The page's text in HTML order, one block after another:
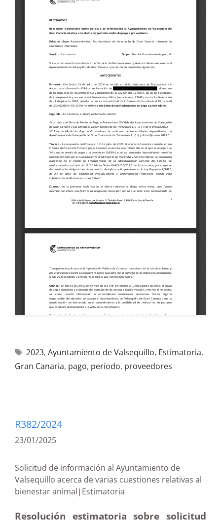
2023, Ayuntamiento de Valsequillo, Estimatoria,
Gran Canaria, pago, período, proveedores
R382/2024
23/01/2025
Solicitud de información al Ayuntamiento de
Valsequillo acerca de varias cuestiones relativas al
bienestar animal|Estimatoria
Resolución estimatoria sobre solicitud